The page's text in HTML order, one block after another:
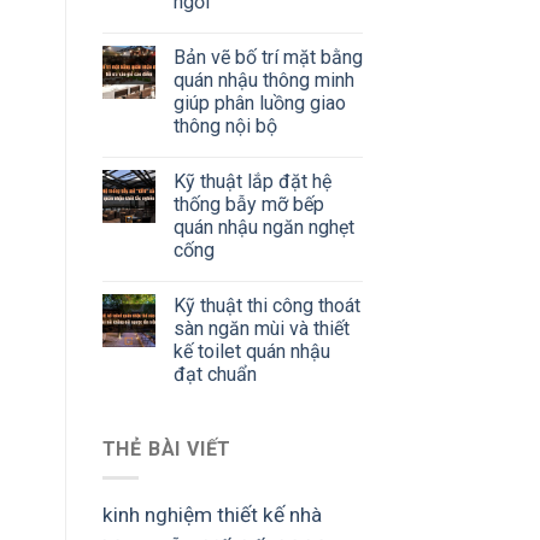
Bản vẽ bố trí mặt bằng
quán nhậu thông minh
giúp phân luồng giao
thông nội bộ
Kỹ thuật lắp đặt hệ
thống bẫy mỡ bếp
quán nhậu ngăn nghẹt
cống
Kỹ thuật thi công thoát
sàn ngăn mùi và thiết
kế toilet quán nhậu
đạt chuẩn
THẺ BÀI VIẾT
kinh nghiệm thiết kế nhà